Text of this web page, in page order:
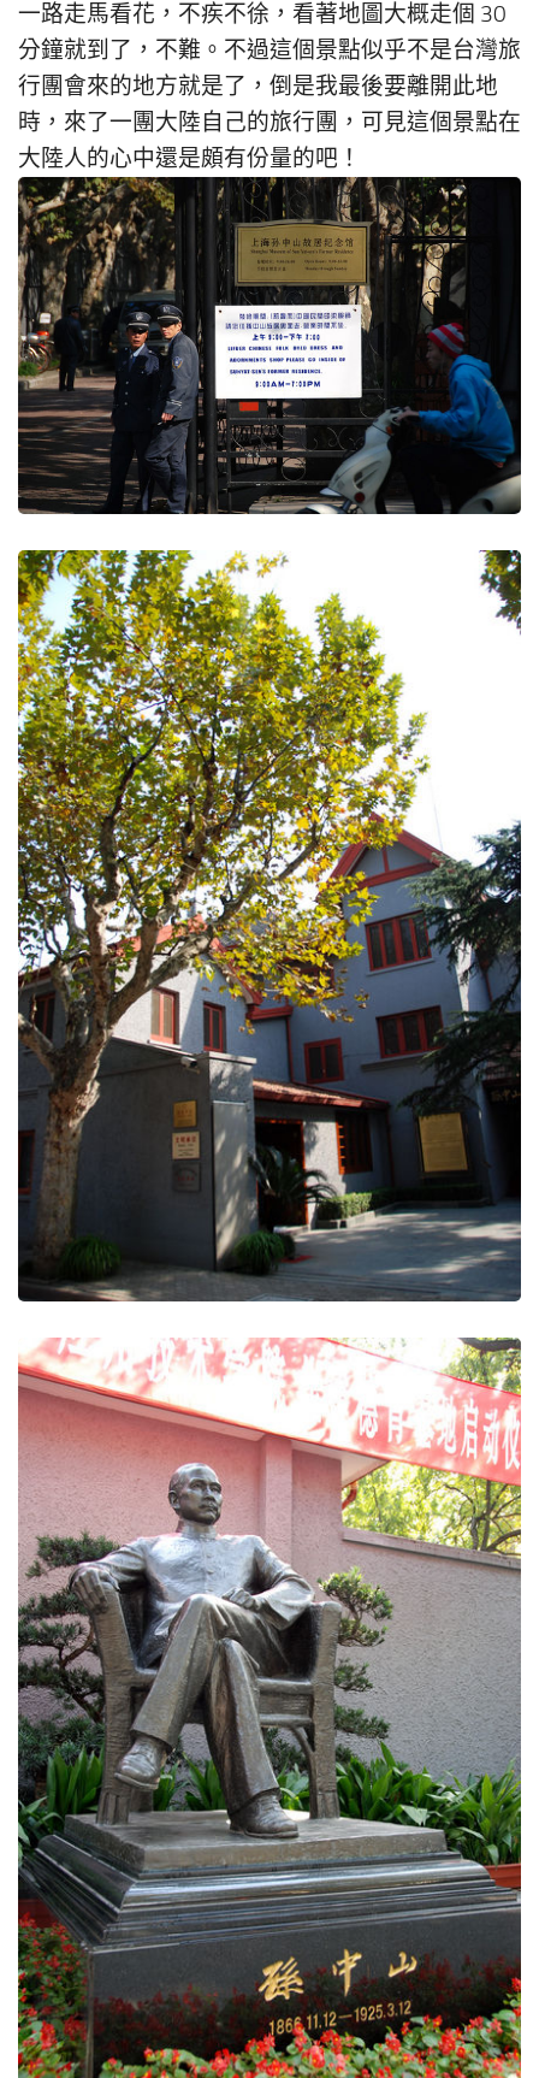
一路走馬看花，不疾不徐，看著地圖大概走個 30
分鐘就到了，不難。不過這個景點似乎不是台灣旅
行團會來的地方就是了，倒是我最後要離開此地
時，來了一團大陸自己的旅行團，可見這個景點在
大陸人的心中還是頗有份量的吧！